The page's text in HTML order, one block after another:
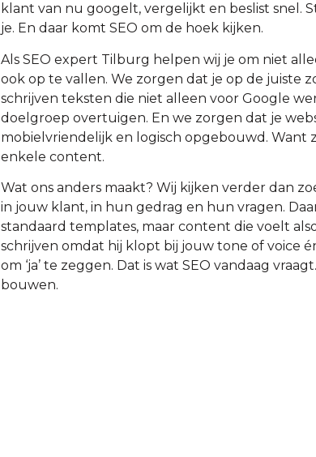
klant van nu googelt, vergelijkt en beslist snel.
je. En daar komt SEO om de hoek kijken.
Als SEO expert Tilburg helpen wij je om niet
ook op te vallen. We zorgen dat je op de juiste
schrijven teksten die niet alleen voor Google
doelgroep overtuigen. En we zorgen dat je
mobielvriendelijk en logisch opgebouwd. Want
enkele content.
Wat ons anders maakt? Wij kijken verder dan
in jouw klant, in hun gedrag en hun vragen.
standaard templates, maar content die voelt
schrijven omdat hij klopt bij jouw tone of voice
om ‘ja’ te zeggen. Dat is wat SEO vandaag
bouwen.